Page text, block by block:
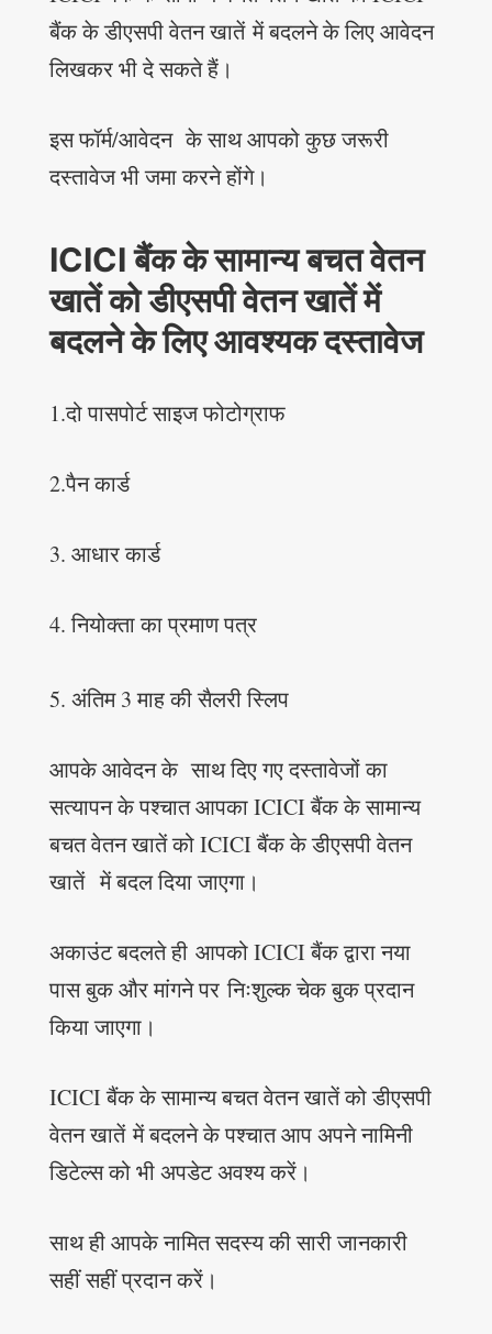
बैंक के डीएसपी वेतन खातें में बदलने के लिए आवेदन
लिखकर भी दे सकते हैं।
इस फॉर्म/आवेदन के साथ आपको कुछ जरूरी
दस्तावेज भी जमा करने होंगे।
ICICI बैंक के सामान्य बचत वेतन
खातें को डीएसपी वेतन खातें में
बदलने के लिए आवश्यक दस्तावेज
1.दो पासपोर्ट साइज फोटोग्राफ
2.पैन कार्ड
3. आधार कार्ड
4. नियोक्ता का प्रमाण पत्र
5. अंतिम 3 माह की सैलरी स्लिप
आपके आवेदन के साथ दिए गए दस्तावेजों का
सत्यापन के पश्चात आपका ICICI बैंक के सामान्य
बचत वेतन खातें को ICICI बैंक के डीएसपी वेतन
खातें में बदल दिया जाएगा।
अकाउंट बदलते ही आपको ICICI बैंक द्वारा नया
पास बुक और मांगने पर निःशुल्क चेक बुक प्रदान
किया जाएगा।
ICICI बैंक के सामान्य बचत वेतन खातें को डीएसपी
वेतन खातें में बदलने के पश्चात आप अपने नामिनी
डिटेल्स को भी अपडेट अवश्य करें।
साथ ही आपके नामित सदस्य की सारी जानकारी
सहीं सहीं प्रदान करें।